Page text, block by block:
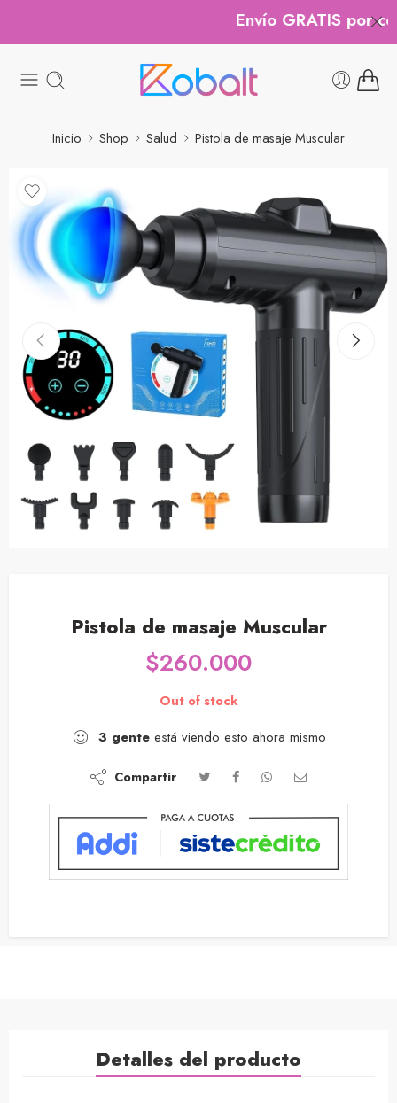
Envío GRATIS por
Inicio Shop Salud Pistola de masaje Muscular
Pistola de masaje Muscular
$260.000
Out of stock
3 genteestá viendo esto ahora mismo
Compartir
Detalles del producto